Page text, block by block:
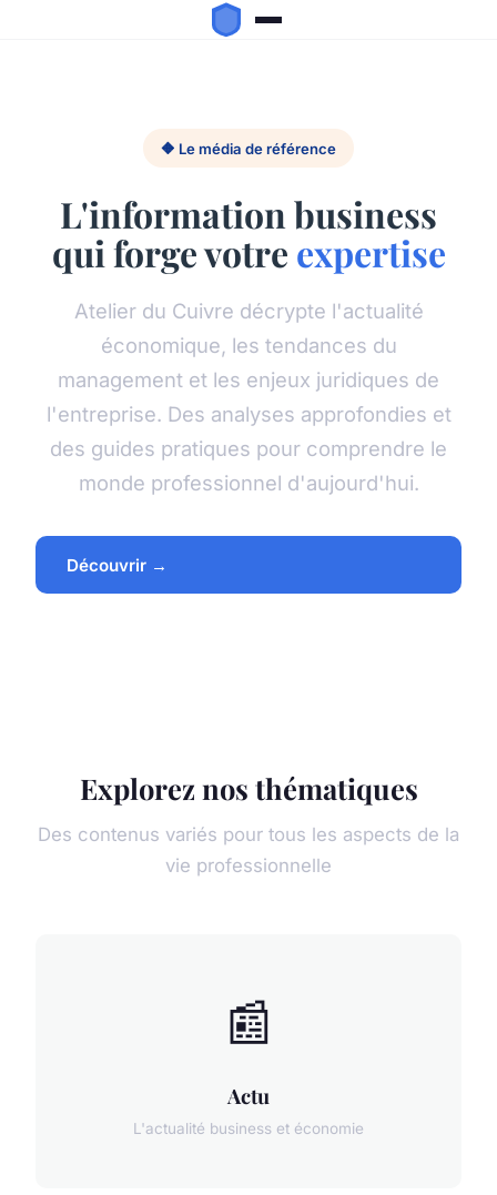
🔶 Le média de référence
L'information business
qui forge votre expertise
Atelier du Cuivre décrypte l'actualité
économique, les tendances du
management et les enjeux juridiques de
l'entreprise. Des analyses approfondies et
des guides pratiques pour comprendre le
monde professionnel d'aujourd'hui.
Découvrir →
Explorez nos thématiques
Des contenus variés pour tous les aspects de la
vie professionnelle
📰
Actu
L'actualité business et économie